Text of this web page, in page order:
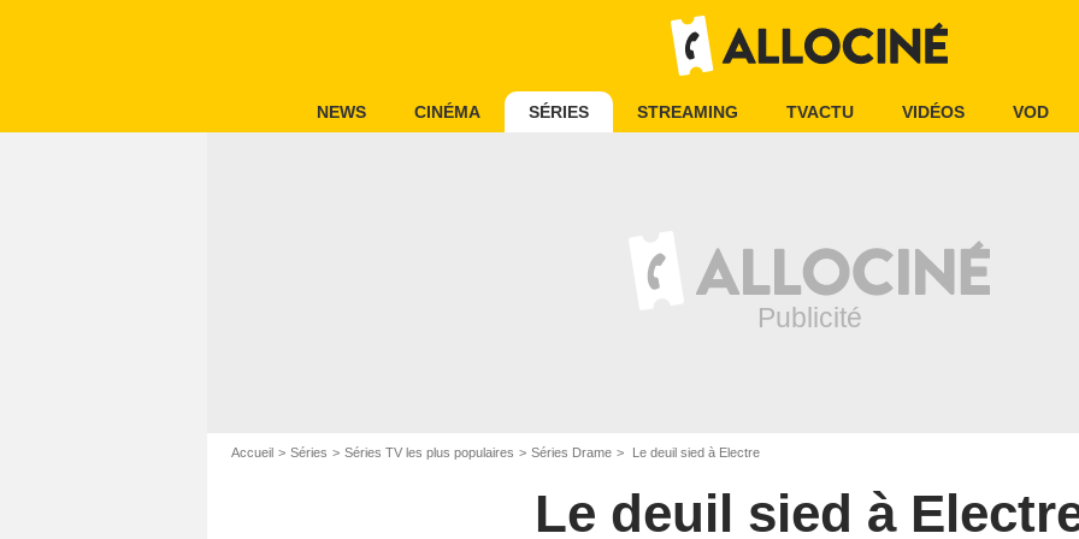
NEWS CINÉMA SÉRIES STREAMING TVACTU VIDÉOS VOD
Accueil Séries Séries TV les plus populaires Séries Drame Le deuil sied à Electre
Le deuil sied à